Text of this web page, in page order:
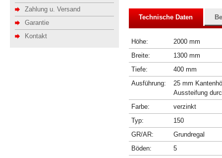
Zahlung u. Versand
Garantie
Kontakt
Technische Daten
Höhe:
2000 mm
Breite:
1300 mm
Tiefe:
400 mm
Ausführung:
25 mm
Aussteifung
Farbe:
verzinkt
Typ:
150
GR/AR:
Grundregal
Böden:
5